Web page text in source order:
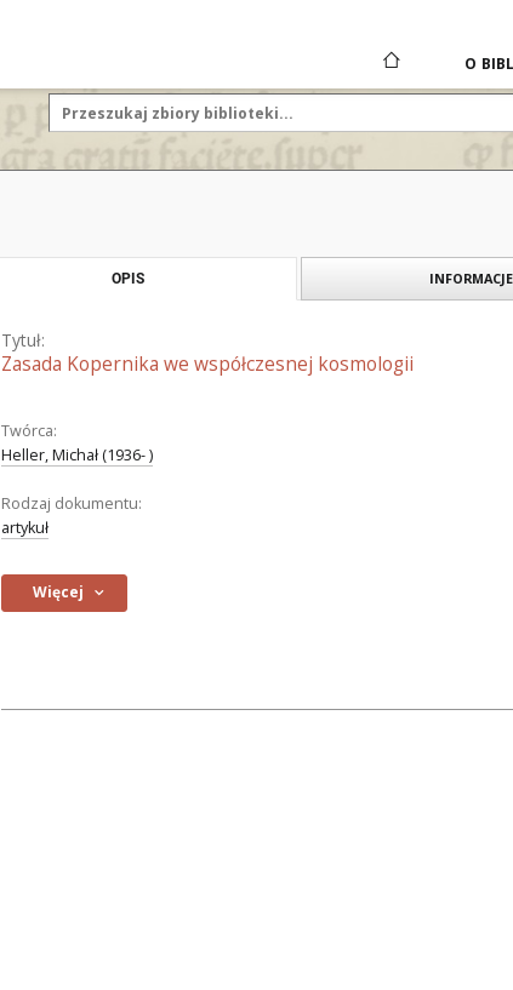
O
OPIS INFORMACJE
Tytuł:
Zasada Kopernika we współczesnej kosmologii
Twórca:
Heller, Michał (1936- )
Rodzaj dokumentu:
artykuł
Więcej